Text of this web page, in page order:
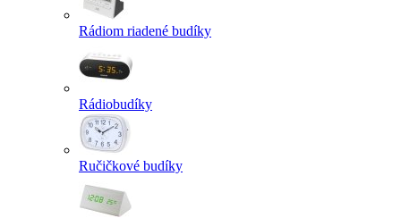
Rádiom riadené budíky
Rádiobudíky
Ručičkové budíky